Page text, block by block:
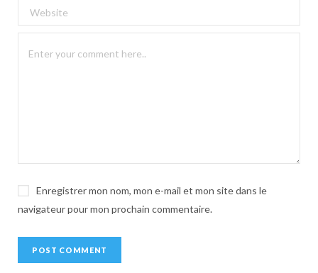
Enregistrer mon nom, mon e-mail et mon site dans le
navigateur pour mon prochain commentaire.
n